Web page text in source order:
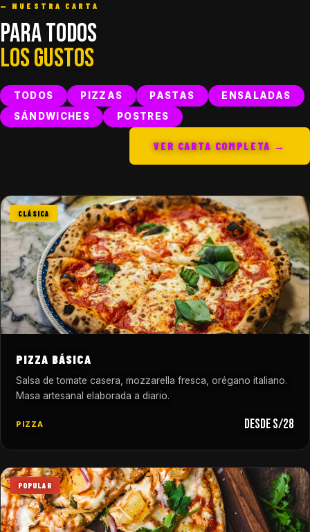
— NUESTRA CARTA
Para todos
los gustos
TODOS PIZZAS PASTAS
ENSALADAS
SÁNDWICHES
POSTRES
VER CARTA COMPLETA →
CLÁSICA
PIZZA BÁSICA
Salsa de tomate casera, mozzarella fresca, orégano italiano.
Masa artesanal elaborada a diario.
PIZZA desde S/28
POPULAR